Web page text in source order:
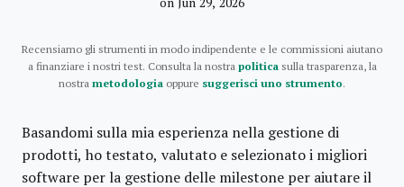
Recensiamo gli strumenti in modo indipendente e le commissioni aiutano
a finanziare i nostri test. Consulta la nostra politica sulla trasparenza, la
nostra metodologia oppure suggerisci uno strumento.
Basandomi sulla mia esperienza nella gestione di
prodotti, ho testato, valutato e selezionato i migliori
software per la gestione delle milestone per aiutare il